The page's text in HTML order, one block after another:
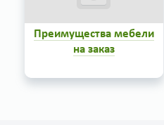
Преимущества мебели
на заказ